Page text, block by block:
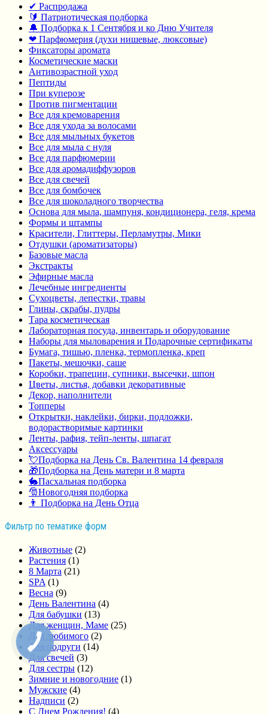
✔ Распродажа
🔰 Патриотическая подборка
🔔 Подборка к 1 Сентября и ко Дню Учителя
❤ Парфюмерия (духи нишевые, люксовые)
Фиксаторы аромата
Косметические маски
Антивозрастной уход
Пептиды
При куперозе
Против пигментации
Все для кремоварения
Все для ухода за волосами
Все для мыльных букетов
Все для мыла с нуля
Все для парфюмерии
Все для аромадиффузоров
Все для свечей
Все для бомбочек
Все для шоколадного творчества
Основа для мыла, шампуня, кондиционера, геля, крема
Формы и штампы
Красители, Глиттеры, Перламутры, Мики
Отдушки (ароматизаторы)
Базовые масла
Экстракты
Эфирные масла
Лечебные ингредиенты
Сухоцветы, лепестки, травы
Глины, скрабы, пудры
Тара косметическая
Лабораторная посуда, инвентарь и оборудование
Наборы для мыловарения и Подарочные сертификаты
Бумага, тишью, пленка, термопленка, креп
Пакеты, мешочки, саше
Коробки, трапеции, супники, высечки, шпон
Цветы, листья, добавки декоративные
Декор, наполнители
Топперы
Открытки, наклейки, бирки, подложки,
водорастворимые картинки
Ленты, рафия, тейп-ленты, шпагат
Аксессуары
💘Подборка на День Св. Валентина 14 февраля
🎁Подборка на День матери и 8 марта
🐇Пасхальная подборка
🎅Новогодняя подборка
👨 Подборка на День Отца
Фильтр по тематике форм
Животные (2)
Растения (1)
8 Марта (21)
SPA (1)
Весна (9)
День Валентина (4)
Для бабушки (13)
Для женщин, Маме (25)
Для любимого (2)
Для подруги (14)
Для свечей (3)
Для сестры (12)
Зимние и новогодние (1)
Мужские (4)
Надписи (2)
С Днем Рождения! (4)